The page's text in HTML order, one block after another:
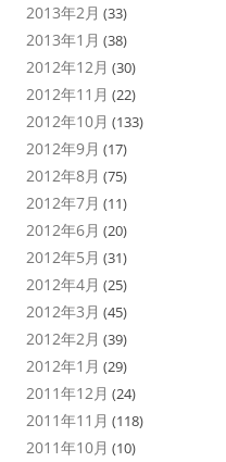
2013年2月 (33)
2013年1月 (38)
2012年12月 (30)
2012年11月 (22)
2012年10月 (133)
2012年9月 (17)
2012年8月 (75)
2012年7月 (11)
2012年6月 (20)
2012年5月 (31)
2012年4月 (25)
2012年3月 (45)
2012年2月 (39)
2012年1月 (29)
2011年12月 (24)
2011年11月 (118)
2011年10月 (10)